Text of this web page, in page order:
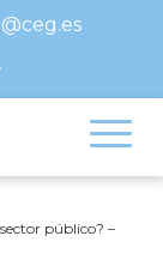
público? –